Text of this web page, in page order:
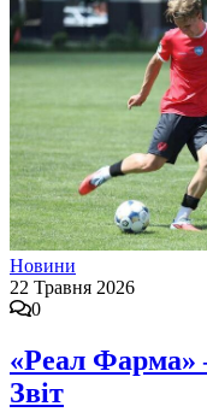
Новини
22 Травня 2026
0
«Реал Фарма»
Звіт